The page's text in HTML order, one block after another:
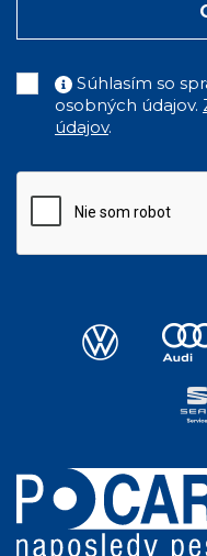
Súhlasím so
osobných údajov.
údajov.